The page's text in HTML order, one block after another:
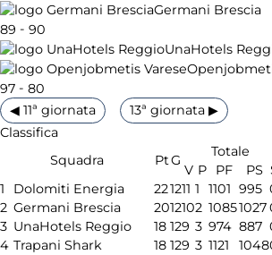
Germani Brescia
89 - 90
UnaHotels
97 - 80
◀ 11ª giornata
13ª giornata ▶
Classifica
Squadra
PtG
Totale
V P PF PS
1
Dolomiti Energia 221211 1 1101 995
2 Germani Brescia 2012102 10851027
3 UnaHotels Reggio 18 129 3 974 887
4 Trapani Shark 18 129 3 1121 1048